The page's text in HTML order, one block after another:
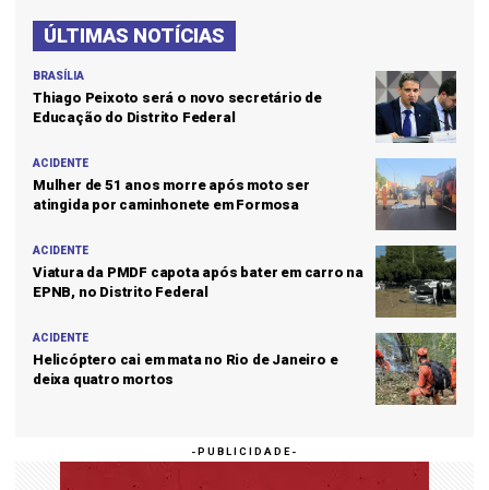
ÚLTIMAS NOTÍCIAS
BRASÍLIA
Thiago Peixoto será o novo secretário de
Educação do Distrito Federal
ACIDENTE
Mulher de 51 anos morre após moto ser
atingida por caminhonete em Formosa
ACIDENTE
Viatura da PMDF capota após bater em carro na
EPNB, no Distrito Federal
ACIDENTE
Helicóptero cai em mata no Rio de Janeiro e
deixa quatro mortos